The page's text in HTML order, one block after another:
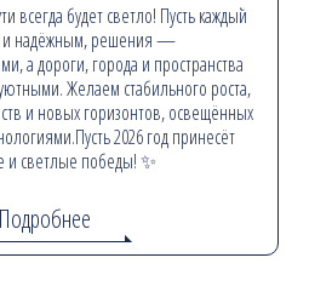
всегда будет светло! Пусть каждый
и надёжным, решения —
а дороги, города и пространства
Желаем стабильного роста,
и новых горизонтов, освещённых
2026 год принесёт
и светлые победы! ✨
Подробнее